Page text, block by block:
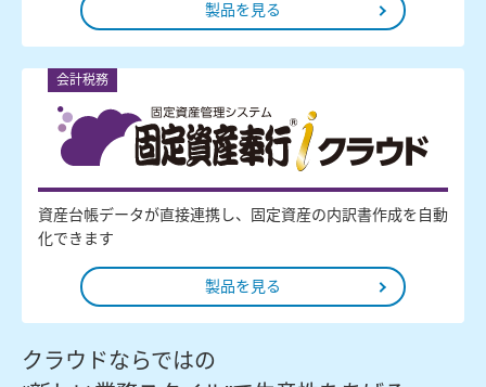
製品を見る
会計税務
資産台帳データが直接連携し、固定資産の内訳書作成を自動
化できます
製品を見る
クラウドならではの